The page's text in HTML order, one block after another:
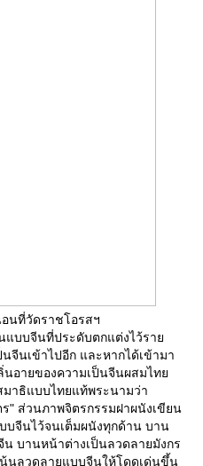
นที่วัดราชโอรสฯ
แบบจีนที่ประดับตกแต่งไว้รา
จีนเข้าไปอีก และหากได้เข้ามา
นอายของความเป็นจีนผสมไท
มาธิแบบไทยแท้พระนามว่า
ส่วนภาพจิตรกรรมฝาผนังเขียน
บจีนไว้จนเต็มผนังทุกด้าน บาน
บานหน้าต่างเป็นลวดลายมังกร
นลวดลายแบบจีนให้โดดเด่นขึ้น